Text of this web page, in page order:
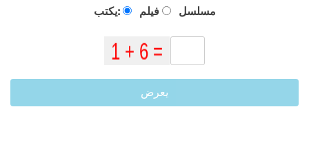
يكتب: فيلم مسلسل
يعرض